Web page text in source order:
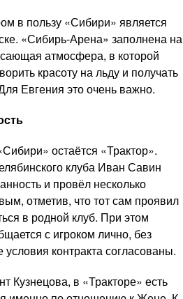
в пользу «Сибири» является
«Сибирь-Арена» заполнена на
атмосфера, в которой
красоту на льду и получать
Евгения это очень важно.
остаётся «Трактор».
клуба Иван Савин
и провёл несколько
отметив, что тот сам проявил
в родной клуб. При этом
с игроком лично, без
контракта согласованы.
Кузнецова, в «Тракторе» есть